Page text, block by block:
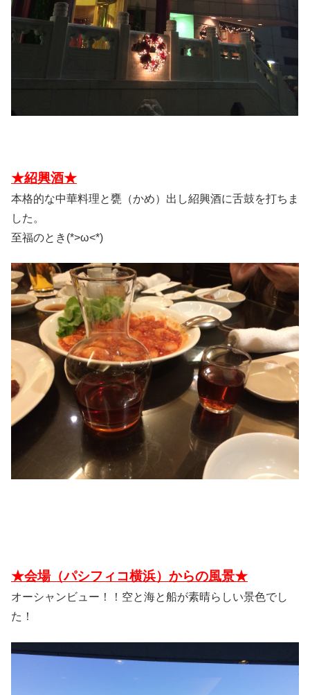
★紹興酒★
本格的な中華料理と甕（かめ）出し紹興酒に舌鼓を打ちま
した。
至福のとき(*>ω<*)
★会場（パシフィコ横浜）からの風景★
オーシャンビュー！！空と海と船が素晴らしい景色でし
た！